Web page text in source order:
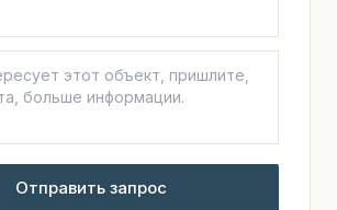
Отправить запрос